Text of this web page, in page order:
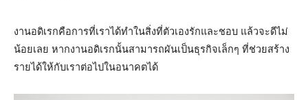
งานอดิเรกคือการที่เราได้ทำในสิ่งที่ตัวเองรักและชอบ แล้วจะดีไม่
น้อยเลย หากงานอดิเรกนั้นสามารถผันเป็นธุรกิจเล็กๆ ที่ช่วยสร้าง
รายได้ให้กับเราต่อไปในอนาคตได้